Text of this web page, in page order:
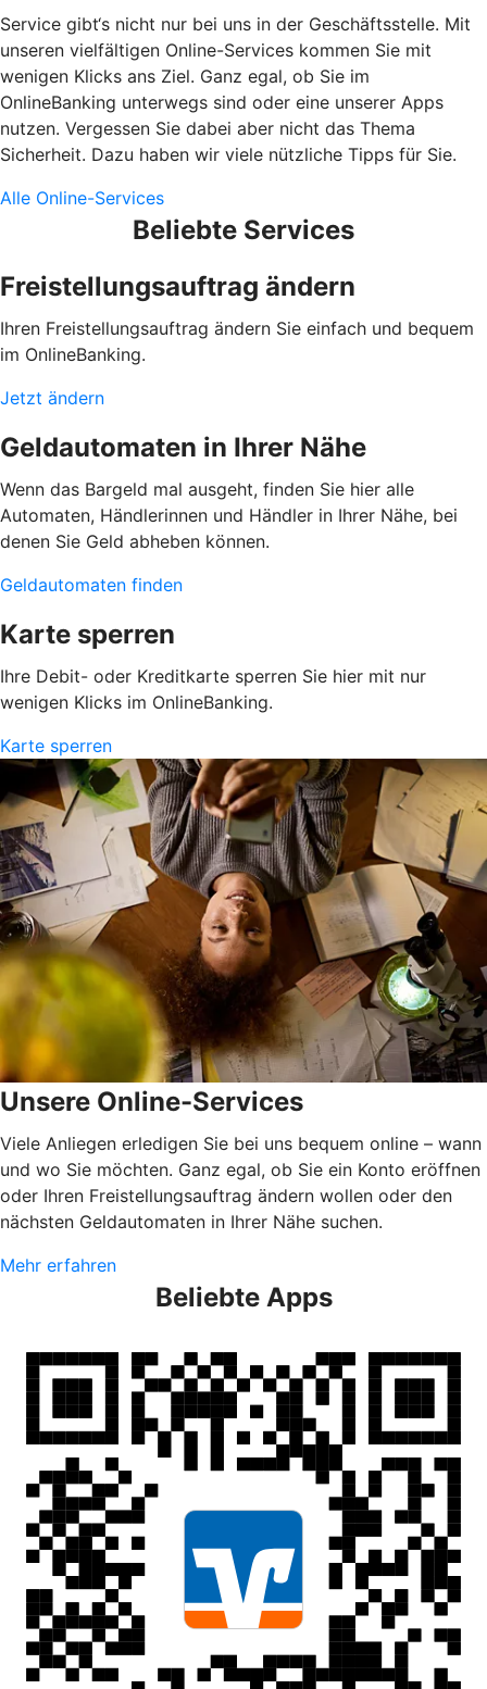
Service gibt‘s nicht nur bei uns in der Geschäftsstelle. Mit
unseren vielfältigen Online-Services kommen Sie mit
wenigen Klicks ans Ziel. Ganz egal, ob Sie im
OnlineBanking unterwegs sind oder eine unserer Apps
nutzen. Vergessen Sie dabei aber nicht das Thema
Sicherheit. Dazu haben wir viele nützliche Tipps für Sie.
Alle Online-Services
Beliebte Services
Freistellungsauftrag ändern
Ihren Freistellungsauftrag ändern Sie einfach und bequem
im OnlineBanking.
Jetzt ändern
Geldautomaten in Ihrer Nähe
Wenn das Bargeld mal ausgeht, finden Sie hier alle
Automaten, Händlerinnen und Händler in Ihrer Nähe, bei
denen Sie Geld abheben können.
Geldautomaten finden
Karte sperren
Ihre Debit- oder Kreditkarte sperren Sie hier mit nur
wenigen Klicks im OnlineBanking.
Karte sperren
Unsere Online-Services
Viele Anliegen erledigen Sie bei uns bequem online – wann
und wo Sie möchten. Ganz egal, ob Sie ein Konto eröffnen
oder Ihren Freistellungsauftrag ändern wollen oder den
nächsten Geldautomaten in Ihrer Nähe suchen.
Mehr erfahren
Beliebte Apps